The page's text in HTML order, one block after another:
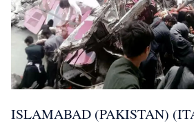
ISLAMABAD (PAKISTAN)